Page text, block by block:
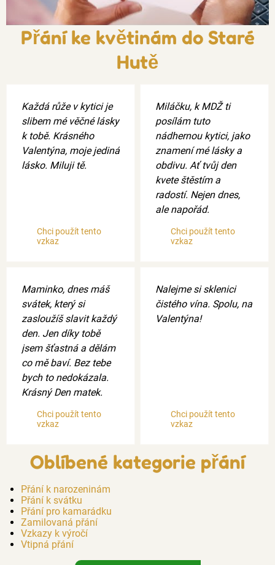
Přání ke květinám do Staré
Hutě
Každá růže v kytici je
slibem mé věčné lásky
k tobě. Krásného
Valentýna, moje jediná
lásko. Miluji tě.
Chci použít tento
vzkaz
Miláčku, k MDŽ ti
posílám tuto
nádhernou kytici, jako
znamení mé lásky a
obdivu. Ať tvůj den
kvete štěstím a
radostí. Nejen dnes,
ale napořád.
Chci použít tento
vzkaz
Maminko, dnes máš
svátek, který si
zasloužíš slavit každý
den. Jen díky tobě
jsem šťastná a dělám
co mě baví. Bez tebe
bych to nedokázala.
Krásný Den matek.
Chci použít tento
vzkaz
Nalejme si sklenici
čistého vína. Spolu, na
Valentýna!
Chci použít tento
vzkaz
Oblíbené kategorie přání
Přání k narozeninám
Přání k svátku
Přání pro kamarádku
Zamilovaná přání
Vzkazy k výročí
Vtipná přání